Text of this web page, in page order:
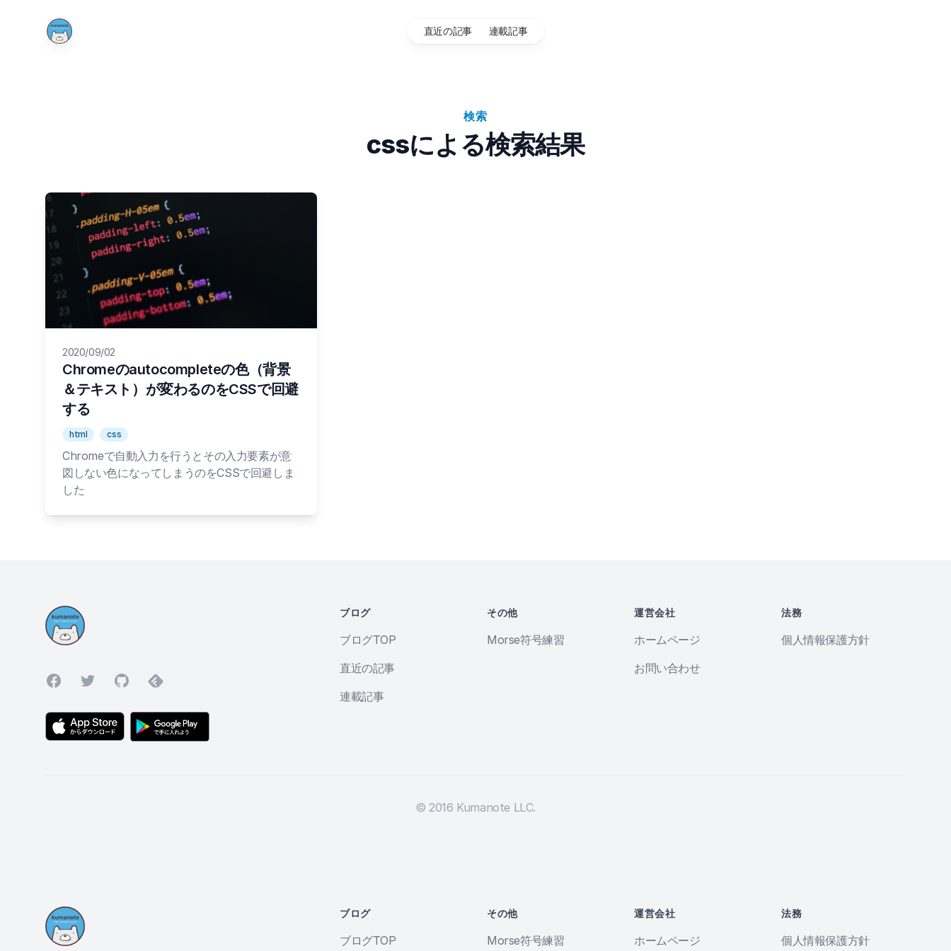
直近の記事 連載記事
検索
cssによる検索結果
2020/09/02
Chromeのautocompleteの色（背景
＆テキスト）が変わるのをCSSで回避
する
html css
Chromeで自動入力を行うとその入力要素が意
図しない色になってしまうのをCSSで回避しま
した
FacebookTwitterGitHubFeedly
ブログ
ブログTOP
直近の記事
連載記事
その他
Morse符号練習
運営会社
ホームページ
お問い合わせ
法務
個人情報保護方針
© 2016 Kumanote LLC.
ブログ
ブログTOP
その他
Morse符号練習
運営会社
ホームページ
法務
個人情報保護方針